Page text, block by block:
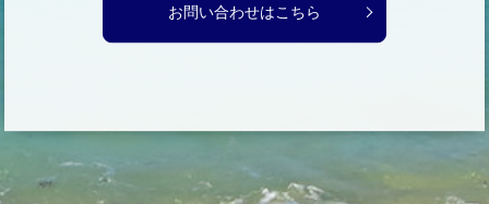
お問い合わせはこちら